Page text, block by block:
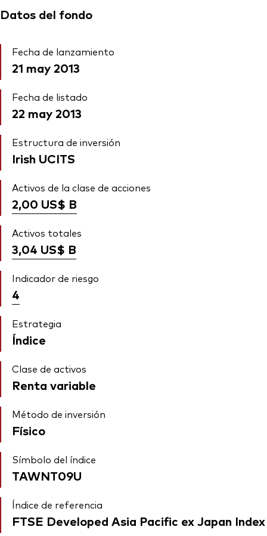
Datos del fondo
Fecha de lanzamiento
21 may 2013
Fecha de listado
22 may 2013
Estructura de inversión
Irish UCITS
Activos de la clase de acciones
2,00 US$ B
Activos totales
3,04 US$ B
Indicador de riesgo
4
Estrategia
Índice
Clase de activos
Renta variable
Método de inversión
Físico
Símbolo del índice
TAWNT09U
Índice de referencia
FTSE Developed Asia Pacific ex Japan Index